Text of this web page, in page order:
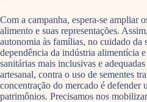
Com a campanha, espera-se ampliar
alimento e suas representações.
autonomia às famílias, no cuidado da
dependência da indústria alimentícia
sanitárias mais inclusivas e
artesanal, contra o uso de sementes
concentração do mercado é defender
patrimônios. Precisamos nos